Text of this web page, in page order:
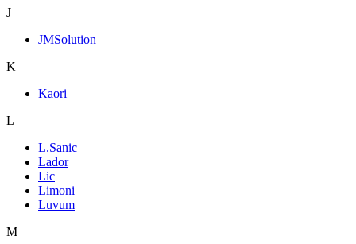
J
JMSolution
K
Kaori
L
L.Sanic
Lador
Lic
Limoni
Luvum
M